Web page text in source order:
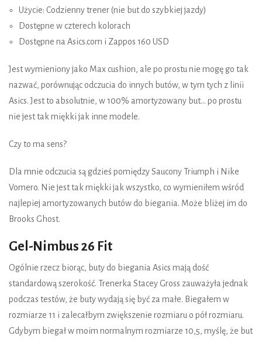
Użycie: Codzienny trener (nie but do szybkiej jazdy)
Dostępne w czterech kolorach
Dostępne na Asics.com i Zappos 160 USD
Jest wymieniony jako Max cushion, ale po prostu nie mogę go tak
nazwać, porównując odczucia do innych butów, w tym tych z linii
Asics. Jest to absolutnie, w 100% amortyzowany but... po prostu
nie jest tak miękki jak inne modele.
Czy to ma sens?
Dla mnie odczucia są gdzieś pomiędzy Saucony Triumph i Nike
Vomero. Nie jest tak miękki jak wszystko, co wymieniłem wśród
najlepiej amortyzowanych butów do biegania. Może bliżej im do
Brooks Ghost.
Gel-Nimbus 26 Fit
Ogólnie rzecz biorąc, buty do biegania Asics mają dość
standardową szerokość. Trenerka Stacey Gross zauważyła jednak
podczas testów, że buty wydają się być za małe. Biegałem w
rozmiarze 11 i zalecałbym zwiększenie rozmiaru o pół rozmiaru.
Gdybym biegał w moim normalnym rozmiarze 10,5, myślę, że but